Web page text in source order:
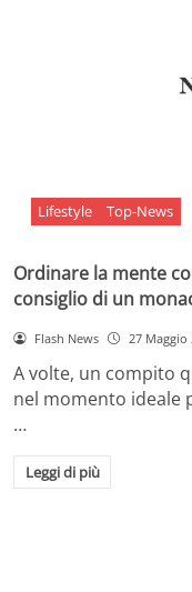
Lifestyle Top-News
Ordinare la mente
consiglio di un
Flash News 27 Maggio
A volte, un compito
nel momento ideale
…
Leggi di più